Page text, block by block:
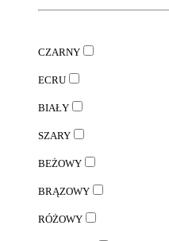
CZARNY
ECRU
BIAŁY
SZARY
BEŻOWY
BRĄZOWY
RÓŻOWY